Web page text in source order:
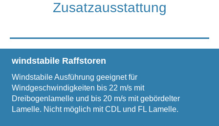
Zusatzausstattung
windstabile Raffstoren
Windstabile Ausführung geeignet für
Windgeschwindigkeiten bis 22 m/s mit
Dreibogenlamelle und bis 20 m/s mit gebördelter
Lamelle. Nicht möglich mit CDL und FL Lamelle.